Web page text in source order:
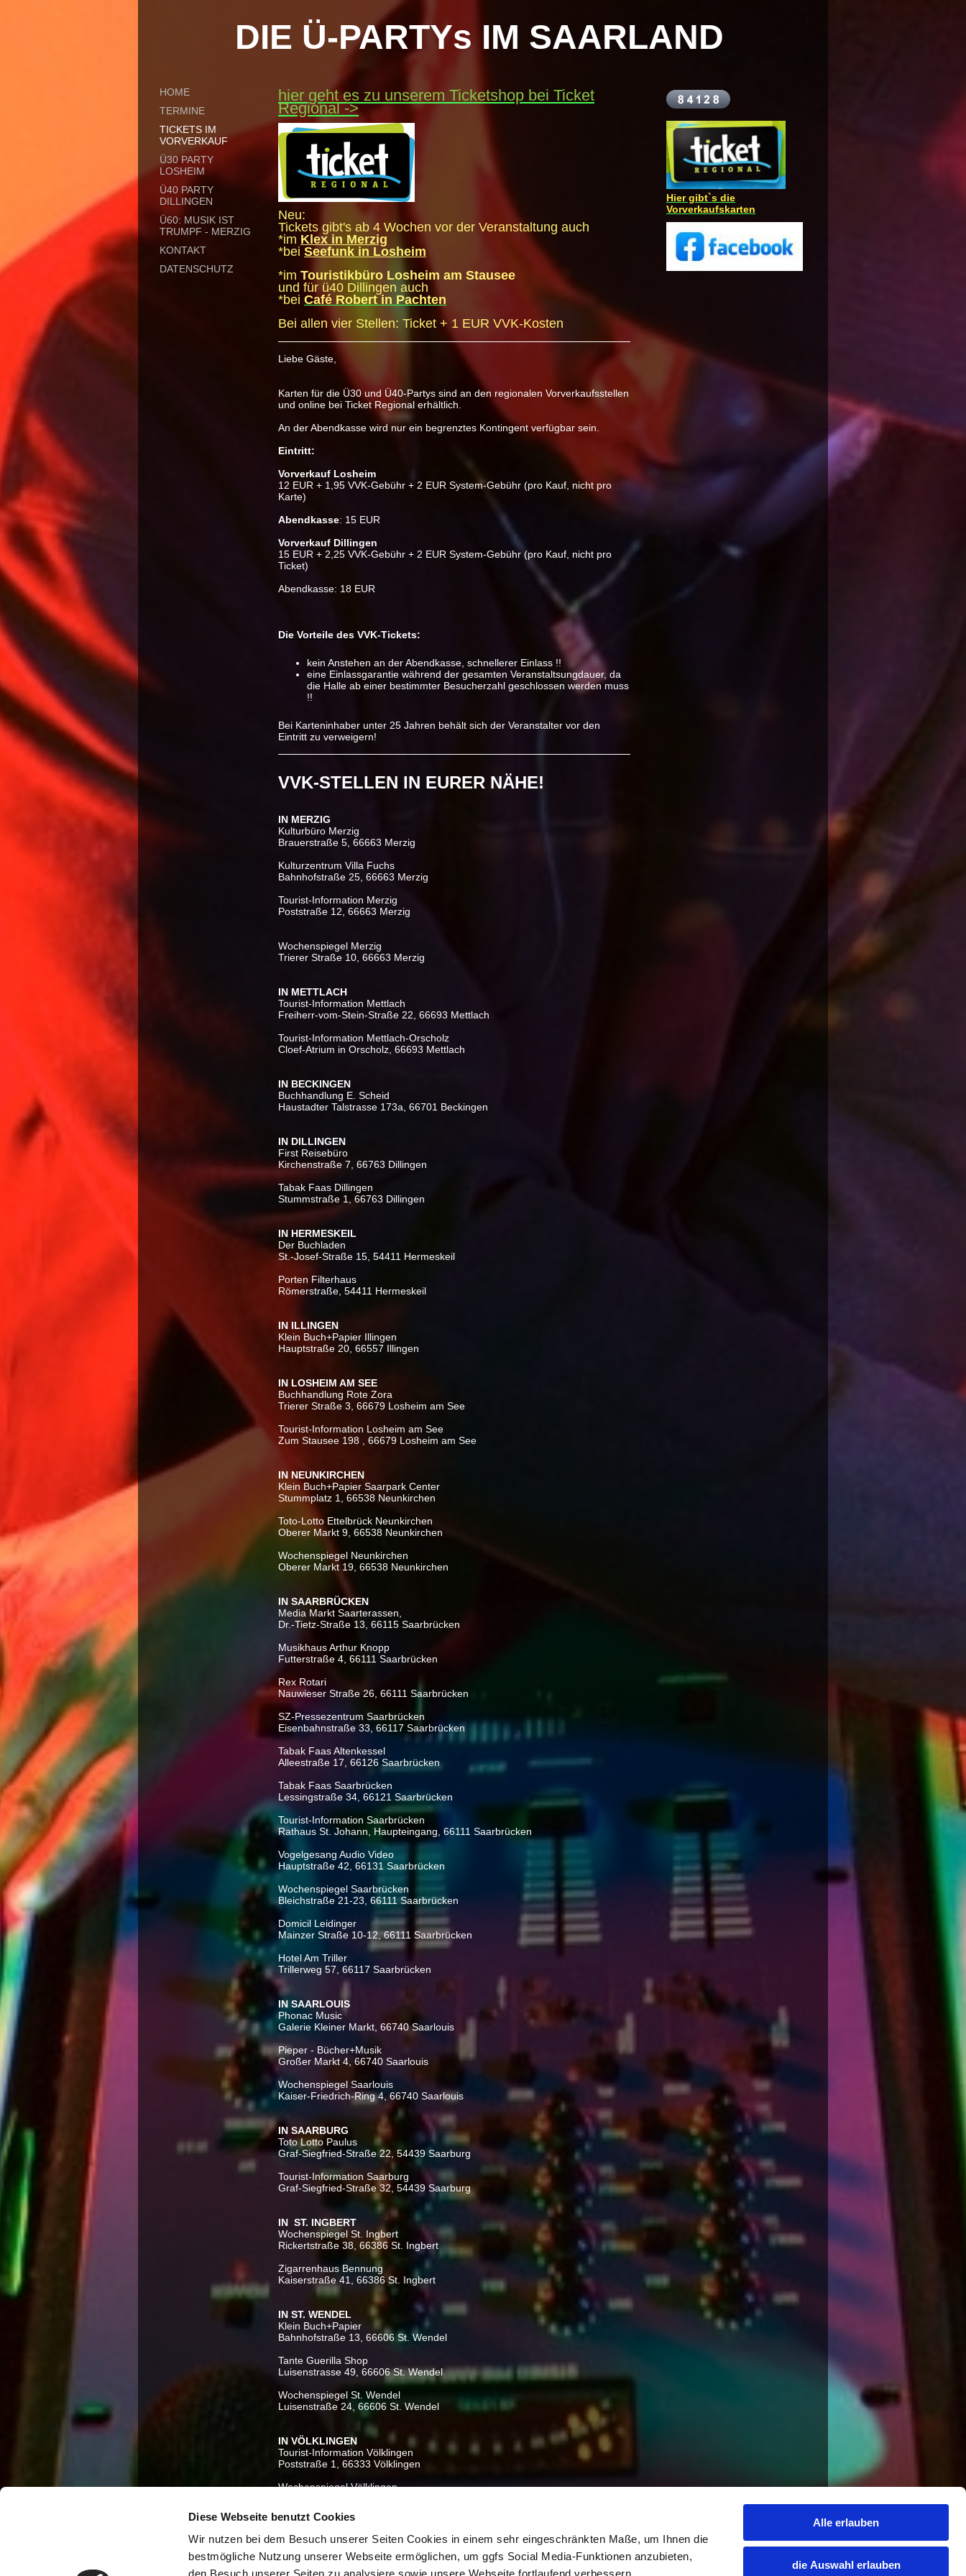
Diese Webseite benutzt Cookies
Wir nutzen bei dem Besuch unserer Seiten Cookies in einem sehr eingeschränkten Maße, um Ihnen die
bestmögliche Nutzung unserer Webseite ermöglichen, um ggfs Social Media-Funktionen anzubieten,
Alle erlauben
die Auswahl erlauben
DIE Ü-PARTYs IM SAARLAND
HOME
TERMINE
TICKETS IM
VORVERKAUF
Ü30 PARTY
LOSHEIM
Ü40 PARTY
DILLINGEN
Ü60: MUSIK IST
TRUMPF - MERZIG
KONTAKT
DATENSCHUTZ
hier geht es zu unserem Ticketshop bei Ticket
Regional ->
Neu:
Tickets gibt's ab 4 Wochen vor der Veranstaltung auch
*im Klex in Merzig
*bei Seefunk in Losheim
*im Touristikbüro Losheim am Stausee
und für ü40 Dillingen auch
*bei Café Robert in Pachten
Bei allen vier Stellen: Ticket + 1 EUR VVK-Kosten
Liebe Gäste,
Karten für die Ü30 und Ü40-Partys sind an den regionalen Vorverkaufsstellen
und online bei Ticket Regional erhältlich.
An der Abendkasse wird nur ein begrenztes Kontingent verfügbar sein.
Eintritt:
Vorverkauf Losheim
12 EUR + 1,95 VVK-Gebühr + 2 EUR System-Gebühr (pro Kauf, nicht pro
Karte)
Abendkasse: 15 EUR
Vorverkauf Dillingen
15 EUR + 2,25 VVK-Gebühr + 2 EUR System-Gebühr (pro Kauf, nicht pro
Ticket)
Abendkasse: 18 EUR
Die Vorteile des VVK-Tickets:
kein Anstehen an der Abendkasse, schnellerer Einlass !!
eine Einlassgarantie während der gesamten Veranstaltsungdauer, da
die Halle ab einer bestimmter Besucherzahl geschlossen werden muss
!!
Bei Karteninhaber unter 25 Jahren behält sich der Veranstalter vor den
Eintritt zu verweigern!
VVK-STELLEN IN EURER NÄHE!
IN MERZIG
Kulturbüro Merzig
Brauerstraße 5, 66663 Merzig
Kulturzentrum Villa Fuchs
Bahnhofstraße 25, 66663 Merzig
Tourist-Information Merzig
Poststraße 12, 66663 Merzig
Wochenspiegel Merzig
Trierer Straße 10, 66663 Merzig
IN METTLACH
Tourist-Information Mettlach
Freiherr-vom-Stein-Straße 22, 66693 Mettlach
Tourist-Information Mettlach-Orscholz
Cloef-Atrium in Orscholz, 66693 Mettlach
IN BECKINGEN
Buchhandlung E. Scheid
Haustadter Talstrasse 173a, 66701 Beckingen
IN DILLINGEN
First Reisebüro
Kirchenstraße 7, 66763 Dillingen
Tabak Faas Dillingen
Stummstraße 1, 66763 Dillingen
IN HERMESKEIL
Der Buchladen
St.-Josef-Straße 15, 54411 Hermeskeil
Porten Filterhaus
Römerstraße, 54411 Hermeskeil
IN ILLINGEN
Klein Buch+Papier Illingen
Hauptstraße 20, 66557 Illingen
IN LOSHEIM AM SEE
Buchhandlung Rote Zora
Trierer Straße 3, 66679 Losheim am See
Tourist-Information Losheim am See
Zum Stausee 198 , 66679 Losheim am See
IN NEUNKIRCHEN
Klein Buch+Papier Saarpark Center
Stummplatz 1, 66538 Neunkirchen
Toto-Lotto Ettelbrück Neunkirchen
Oberer Markt 9, 66538 Neunkirchen
Wochenspiegel Neunkirchen
Oberer Markt 19, 66538 Neunkirchen
IN SAARBRÜCKEN
Media Markt Saarterassen,
Dr.-Tietz-Straße 13, 66115 Saarbrücken
Musikhaus Arthur Knopp
Futterstraße 4, 66111 Saarbrücken
Rex Rotari
Nauwieser Straße 26, 66111 Saarbrücken
SZ-Pressezentrum Saarbrücken
Eisenbahnstraße 33, 66117 Saarbrücken
Tabak Faas Altenkessel
Alleestraße 17, 66126 Saarbrücken
Tabak Faas Saarbrücken
Lessingstraße 34, 66121 Saarbrücken
Tourist-Information Saarbrücken
Rathaus St. Johann, Haupteingang, 66111 Saarbrücken
Vogelgesang Audio Video
Hauptstraße 42, 66131 Saarbrücken
Wochenspiegel Saarbrücken
Bleichstraße 21-23, 66111 Saarbrücken
Domicil Leidinger
Mainzer Straße 10-12, 66111 Saarbrücken
Hotel Am Triller
Trillerweg 57, 66117 Saarbrücken
IN SAARLOUIS
Phonac Music
Galerie Kleiner Markt, 66740 Saarlouis
Pieper - Bücher+Musik
Großer Markt 4, 66740 Saarlouis
Wochenspiegel Saarlouis
Kaiser-Friedrich-Ring 4, 66740 Saarlouis
IN SAARBURG
Toto Lotto Paulus
Graf-Siegfried-Straße 22, 54439 Saarburg
Tourist-Information Saarburg
Graf-Siegfried-Straße 32, 54439 Saarburg
IN ST. INGBERT
Wochenspiegel St. Ingbert
Rickertstraße 38, 66386 St. Ingbert
Zigarrenhaus Bennung
Kaiserstraße 41, 66386 St. Ingbert
IN ST. WENDEL
Klein Buch+Papier
Bahnhofstraße 13, 66606 St. Wendel
Tante Guerilla Shop
Luisenstrasse 49, 66606 St. Wendel
Wochenspiegel St. Wendel
Luisenstraße 24, 66606 St. Wendel
IN VÖLKLINGEN
Tourist-Information Völklingen
Poststraße 1, 66333 Völklingen
Wochenspiegel Völklingen
IN WADERN
Bücherhütte Wadern
An der Kirche 3, 66687 Wadern
IN ZWEIBRÜCKEN
Hier gibt`s die
Vorverkaufskarten